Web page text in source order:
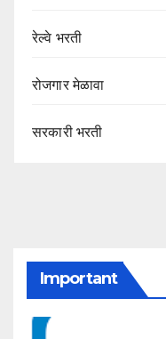
रेल्वे भरती
रोजगार मेळावा
सरकारी भरती
Important